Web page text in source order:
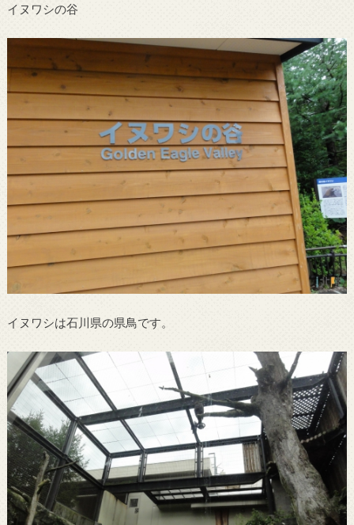
イヌワシの谷
イヌワシは石川県の県鳥です。